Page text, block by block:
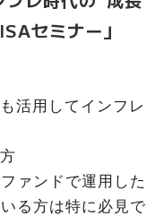
セミナー」
活用してインフレ
ァンドで運用した
る方は特に必見で